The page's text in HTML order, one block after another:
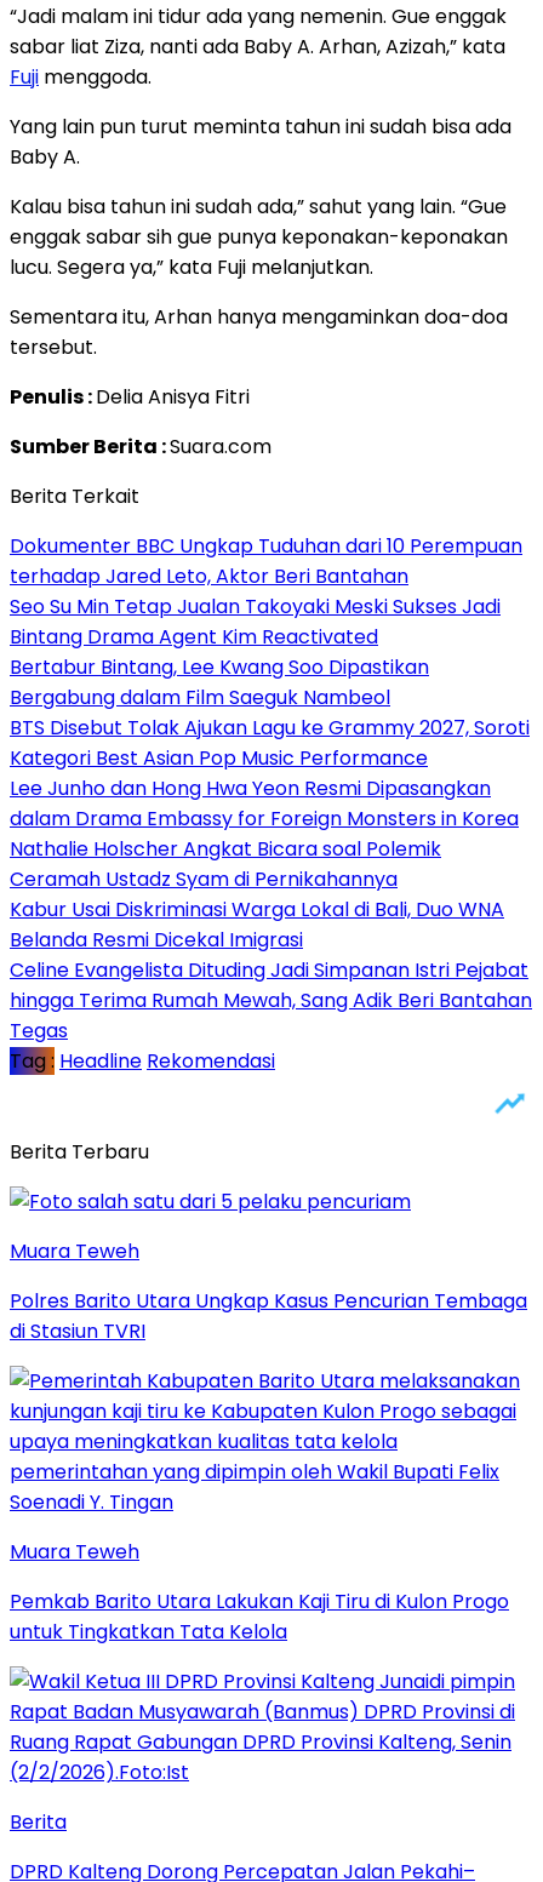
“Jadi malam ini tidur ada yang nemenin. Gue enggak
sabar liat Ziza, nanti ada Baby A. Arhan, Azizah,” kata
Fuji menggoda.
Yang lain pun turut meminta tahun ini sudah bisa ada
Baby A.
Kalau bisa tahun ini sudah ada,” sahut yang lain. “Gue
enggak sabar sih gue punya keponakan-keponakan
lucu. Segera ya,” kata Fuji melanjutkan.
Sementara itu, Arhan hanya mengaminkan doa-doa
tersebut.
Penulis :Delia Anisya Fitri
Sumber Berita :Suara.com
Berita Terkait
Dokumenter BBC Ungkap Tuduhan dari 10 Perempuan
terhadap Jared Leto, Aktor Beri Bantahan
Seo Su Min Tetap Jualan Takoyaki Meski Sukses Jadi
Bintang Drama Agent Kim Reactivated
Bertabur Bintang, Lee Kwang Soo Dipastikan
Bergabung dalam Film Saeguk Nambeol
BTS Disebut Tolak Ajukan Lagu ke Grammy 2027, Soroti
Kategori Best Asian Pop Music Performance
Lee Junho dan Hong Hwa Yeon Resmi Dipasangkan
dalam Drama Embassy for Foreign Monsters in Korea
Nathalie Holscher Angkat Bicara soal Polemik
Ceramah Ustadz Syam di Pernikahannya
Kabur Usai Diskriminasi Warga Lokal di Bali, Duo WNA
Belanda Resmi Dicekal Imigrasi
Celine Evangelista Dituding Jadi Simpanan Istri Pejabat
hingga Terima Rumah Mewah, Sang Adik Beri Bantahan
Tegas
Tag : Headline Rekomendasi
Berita Terbaru
Muara Teweh
Polres Barito Utara Ungkap Kasus Pencurian Tembaga
di Stasiun TVRI
Muara Teweh
Pemkab Barito Utara Lakukan Kaji Tiru di Kulon Progo
untuk Tingkatkan Tata Kelola
Berita
DPRD Kalteng Dorong Percepatan Jalan Pekahi–